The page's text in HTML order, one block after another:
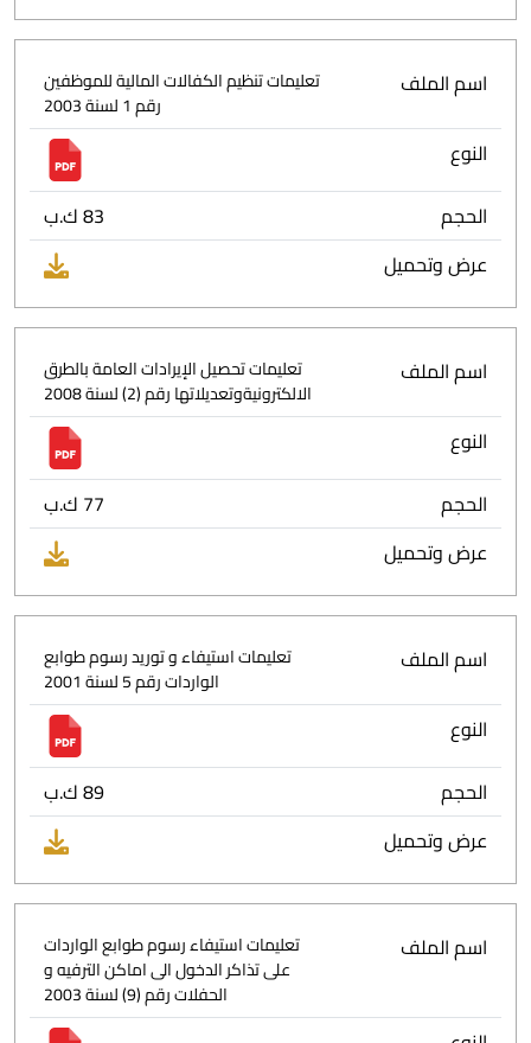
اسم الملف
تعليمات تنظيم الكفالات المالية للموظفين
رقم 1 لسنة 2003
النوع
الحجم
83 ك.ب
عرض وتحميل
اسم الملف
تعليمات تحصيل الإيرادات العامة بالطرق
الالكترونيةوتعديلاتها رقم (2) لسنة 2008
النوع
الحجم
77 ك.ب
عرض وتحميل
اسم الملف
تعليمات استيفاء و توريد رسوم طوابع
الواردات رقم 5 لسنة 2001
النوع
الحجم
89 ك.ب
عرض وتحميل
اسم الملف
تعليمات استيفاء رسوم طوابع الواردات
على تذاكر الدخول الى اماكن الترفيه و
الحفلات رقم (9) لسنة 2003